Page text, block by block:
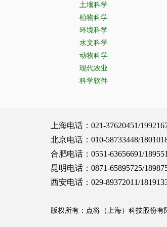
土壤科学
植物科学
环境科学
水文科学
动物科学
现代农业
科学软件
上海电话：021-37620451/
北京电话：010-58733448/
合肥电话：0551-63656691/
昆明电话：0871-65895725/
西安电话：029-89372011/
版权所有：点将（上海）科技股份